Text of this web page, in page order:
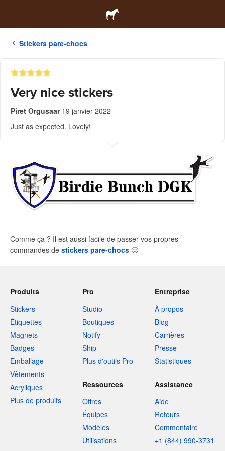
Stickers pare-chocs
Very nice stickers
Piret Orgusaar 19 janvier 2022
Just as expected. Lovely!
Comme ça ? Il est aussi facile de passer vos propres
commandes de stickers pare-chocs 🙂
Produits
Stickers
Étiquettes
Magnets
Badges
Emballage
Vêtements
Acryliques
Plus de produits
Pro
Studio
Boutiques
Notify
Ship
Plus d'outils Pro
Entreprise
À propos
Blog
Carrières
Presse
Statistiques
Ressources
Offres
Équipes
Modèles
Utilisations
Assistance
Aide
Retours
Commentaire
+1 (844) 990-3731